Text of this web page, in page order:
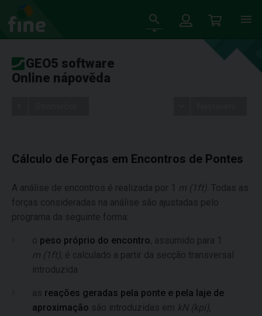
GEO5 software
Online nápověda
Cálculo de Forças em Encontros de Pontes
A análise de encontros é realizada por 1 m ( 1ft ) . Todas as
forças consideradas na análise são ajustadas pelo
programa da seguinte forma:
o peso próprio do encontro, assumido para 1
m ( 1ft ), é calculado a partir da secção transversal
introduzida
as reações geradas pela ponte e pela laje de
aproximação são introduzidas em kN (kpi),